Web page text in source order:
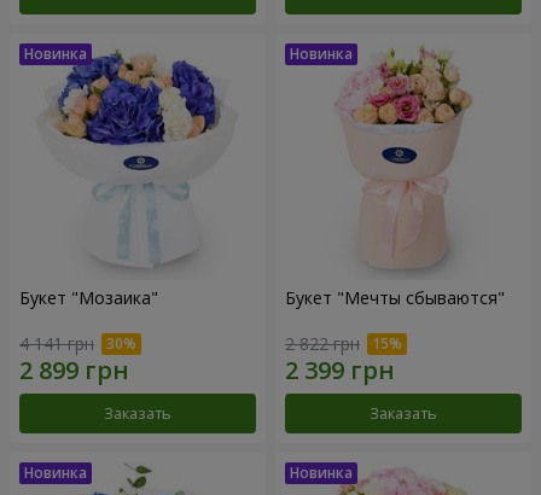
Букет "Мозаика"
4 141 грн
Заказать
Букет "Мечты сбываются"
2 822 грн
Заказать